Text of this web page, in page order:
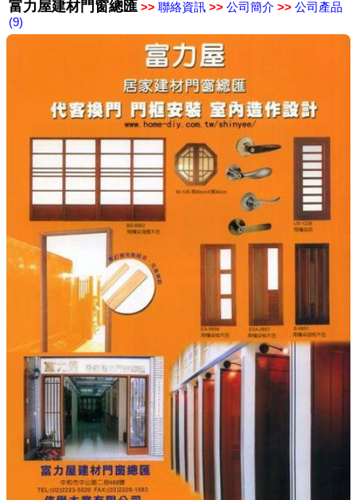
富力屋建材門窗總匯 >>聯絡資訊 >>公司簡介 >>公司產品
(9)